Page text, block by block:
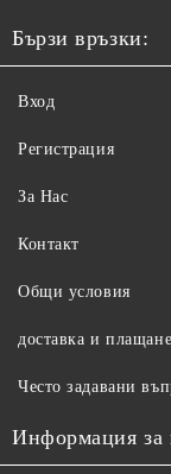
Бързи връзки:
Вход
Регистрация
За Нас
Контакт
Общи условия
доставка и плащане
Често задавани
Информация за